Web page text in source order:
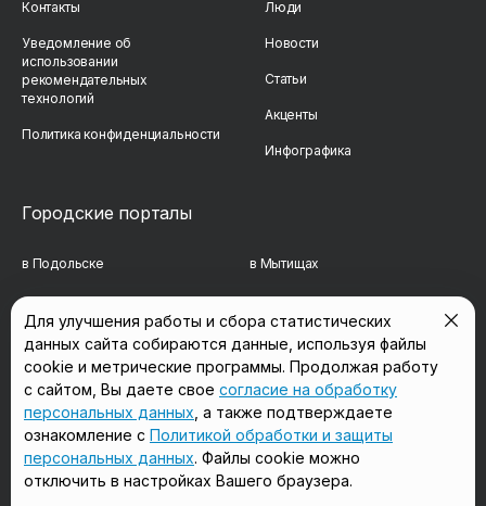
Контакты
Уведомление об
использовании
рекомендательных
технологий
Политика конфиденциальности
Люди
Новости
Статьи
Акценты
Инфографика
Городские порталы
в Подольске в Мытищах
в Сергиевом Посаде в Люберцах
в Красногорске в Королёве
в Домодедово в Щёлково
Мы в соцсетях
Для улучшения работы и сбора статистических
данных сайта собираются данные, используя файлы
cookie и метрические программы. Продолжая работу
с сайтом, Вы даете свое согласие на обработку
персональных данных , а также подтверждаете
ознакомление с Политикой обработки и защиты
персональных данных. Файлы cookie можно
отключить в настройках Вашего браузера.